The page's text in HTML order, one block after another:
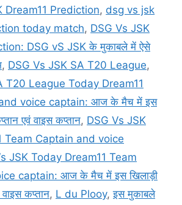
Dream11 Prediction, dsg vs jsk
today match, DSG Vs JSK
DSG vS JSK के मुकाबले में ऐसे
, DSG Vs JSK SA T20 League,
T20 League Today Dream11
voice captain: आज के मैच में इस
एवं वाइस कप्तान, DSG Vs JSK
Team Captain and voice
JSK Today Dream11 Team
captain: आज के मैच में इस खिलाड़ी
कप्तान, L du Plooy,इस मुकाबले